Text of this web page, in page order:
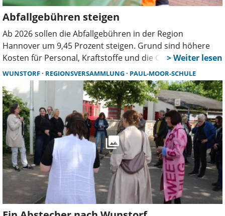
Abfallgebühren steigen
Ab 2026 sollen die Abfallgebühren in der Region
Hannover um 9,45 Prozent steigen. Grund sind höhere
Kosten für Personal, Kraftstoffe und die CO2-Steuer. Für
Bioabfall bleibe die Gebühr nahezu unverändert. Wenn
alle Beschlüsse vorliegen, gelten die neuen Sätze dann für
den Zeitraum 2026/2027.
WUNSTORF REGIONSVERSAMMLUNG PAUL-MOOR-SCHULE